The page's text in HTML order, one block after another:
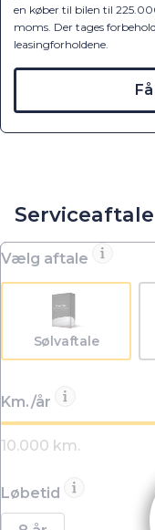
en køber til bilen til
moms. Der tages
leasingforholdene.
Serviceaftale
Vælg aftale
Sølvaftale
Km./år
Løbetid